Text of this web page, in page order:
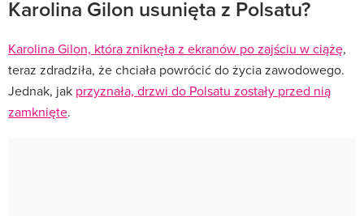
Karolina Gilon usunięta z Polsatu?
Karolina Gilon, która zniknęła z ekranów po zajściu w ciążę,
teraz zdradziła, że chciała powrócić do życia zawodowego.
Jednak, jak przyznała, drzwi do Polsatu zostały przed nią
zamknięte.